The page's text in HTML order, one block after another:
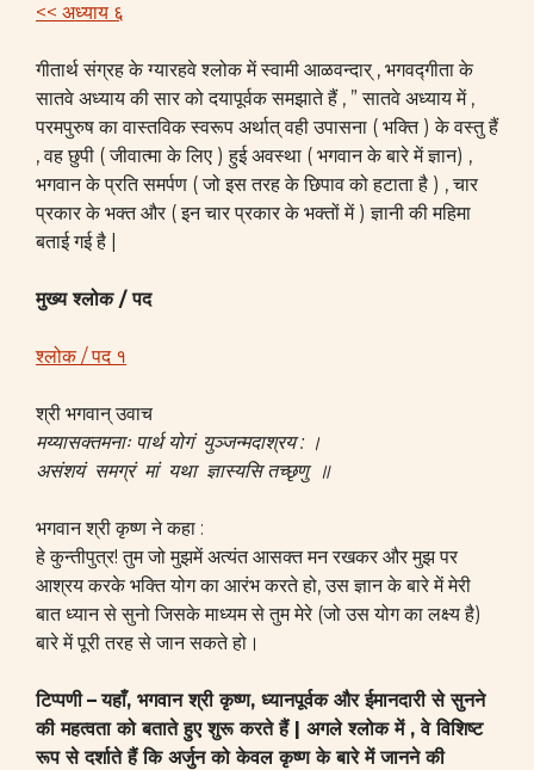
<< अध्याय ६
गीतार्थ संग्रह के ग्यारहवे श्लोक में स्वामी आळवन्दार् , भगवद्गीता के
सातवे अध्याय की सार को दयापूर्वक समझाते हैं , ” सातवे अध्याय में ,
परमपुरुष का वास्तविक स्वरूप अर्थात् वही उपासना ( भक्ति ) के वस्तु हैं
, वह छुपी ( जीवात्मा के लिए ) हुई अवस्था ( भगवान के बारे में ज्ञान) ,
भगवान के प्रति समर्पण ( जो इस तरह के छिपाव को हटाता है ) , चार
प्रकार के भक्त और ( इन चार प्रकार के भक्तों में ) ज्ञानी की महिमा
बताई गई है |
मुख्य श्लोक / पद
श्लोक / पद १
श्री भगवान् उवाच
मय्यासक्तमनाः पार्थ योगं युञ्जन्मदाश्रय : ।
असंशयं समग्रं मां यथा ज्ञास्यसि तच्छृणु ॥
भगवान श्री कृष्ण ने कहा :
हे कुन्तीपुत्र! तुम जो मुझमें अत्यंत आसक्त मन रखकर और मुझ पर
आश्रय करके भक्ति योग का आरंभ करते हो, उस ज्ञान के बारे में मेरी
बात ध्यान से सुनो जिसके माध्यम से तुम मेरे (जो उस योग का लक्ष्य है)
बारे में पूरी तरह से जान सकते हो।
टिप्पणी – यहाँ, भगवान श्री कृष्ण, ध्यानपूर्वक और ईमानदारी से सुनने
की महत्वता को बताते हुए शुरू करते हैं | अगले श्लोक में , वे विशिष्ट
रूप से दर्शाते हैं कि अर्जुन को केवल कृष्ण के बारे में जानने की